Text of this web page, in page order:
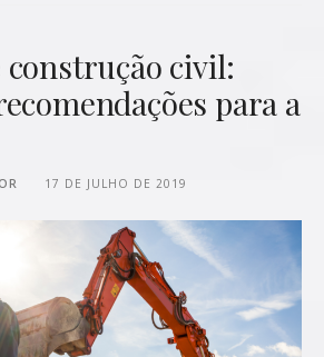
construção civil:
para a
17 DE JULHO DE 2019